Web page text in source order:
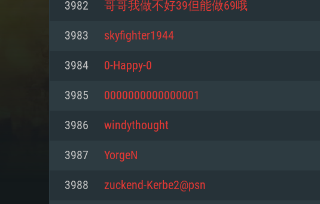
3982 哥哥我做不好39但能做69哦
3983 skyfighter1944
3984 0-Happy-0
3985 0000000000000001
3986 windythought
3987 YorgeN
3988 zuckend-Kerbe2@psn